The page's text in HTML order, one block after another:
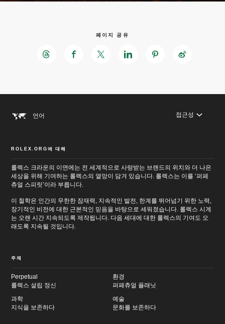
인
컨
텐
로
이
동
바
닥
글
이
동
페이지 공유
언어 접근성
ROLEX.ORG에 대해
롤렉스 크라운의 이면에는 전 세계적으로 사랑받는 브랜드의 위치와 더 나은
세상을 위해 기여하는 롤렉스의 열망이 담겨 있습니다. 롤렉스는 이를 ‘퍼페
츄얼 스피릿’이라 부릅니다.
이 철학은 인간의 무한한 잠재력, 지속적인 발전, 한계를 뛰어넘기 위한 노력,
장기적인 비전에 대한 근본적인 믿음을 바탕으로 세워졌습니다. 롤렉스 시계
는 오랜 시간 지속되도록 제작됩니다. 다음 세대에 대한 롤렉스의 기여도 오
래도록 지속될 것입니다.
주제
Perpetual
롤렉스 설립 정신
환경
퍼페츄얼 플래닛
과학
지식을 보존하다
예술
문화를 보존하다